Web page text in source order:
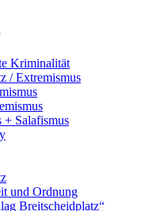
Kriminalität
/ Extremismus
+ Salafismus
und Ordnung
Breitscheidplatz“